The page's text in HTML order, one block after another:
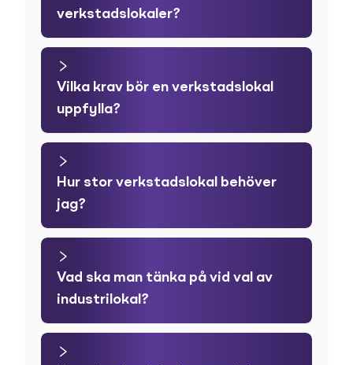
verkstadslokaler?
Vilka krav bör en verkstadslokal
uppfylla?
Hur stor verkstadslokal behöver
jag?
Vad ska man tänka på vid val av
industrilokal?